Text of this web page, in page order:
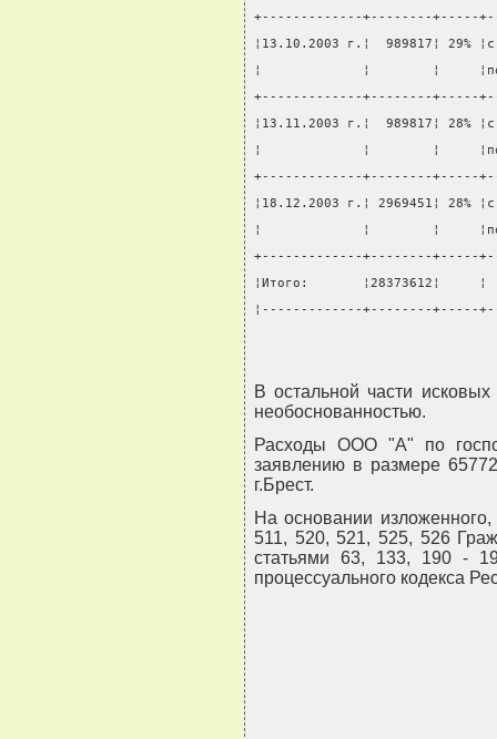
+-------------+--------+-----
¦13.10.2003 г.¦  989817¦ 29%
¦             ¦        ¦     ¦по
+-------------+--------+-----
¦13.11.2003 г.¦  989817¦ 28%
¦             ¦        ¦     ¦по
+-------------+--------+-----
¦18.12.2003 г.¦ 2969451¦ 28%
¦             ¦        ¦     ¦по
+-------------+--------+-----
¦Итого:       ¦28373612¦
¦-------------+--------+-----
В остальной части
необоснованностью.
Расходы ООО "А" по
заявлению в размере
г.Брест.
На основании
511, 520, 521, 525, 526
статьями 63, 133, 190 -
процессуального кодекса